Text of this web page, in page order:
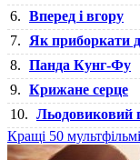
6. Вперед і вгору
7.
Як приборкати
8. Панда Кунг-Фу
9. Крижане серце
10. Льодовиковий
Кращі 50